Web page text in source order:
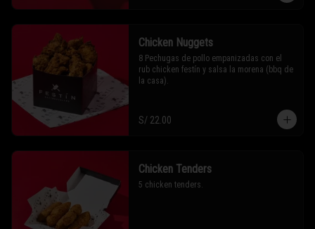
Chicken Nuggets
8 Pechugas de pollo empanizadas con el
rub chicken festín y salsa la morena (bbq de
la casa).
S/ 22.00
Chicken Tenders
5 chicken tenders.